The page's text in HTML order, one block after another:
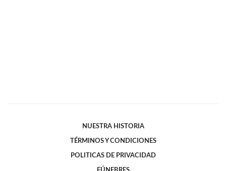
NUESTRA HISTORIA
TÉRMINOS Y CONDICIONES
POLITICAS DE PRIVACIDAD